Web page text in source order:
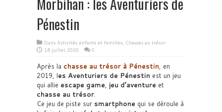
Pénestin
Dans Activités enfants et familles, Chasses au trésor
18 juillet 2020
0
Après la chasse au trésor à Pénestin, en
2019, les Aventuriers de Pénestin est un jeu
qui allie escape game, jeu d’aventure et
chasse au trésor.
Ce jeu de piste sur smartphone qui se déroule à